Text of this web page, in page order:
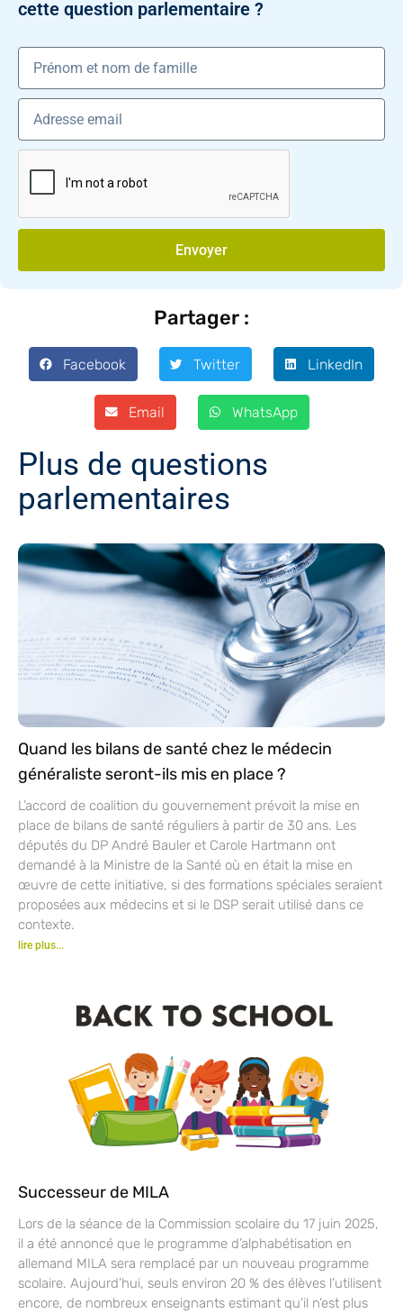
cette question parlementaire ?
Envoyer
Partager :
Facebook Twitter LinkedIn
Email WhatsApp
Plus de questions
parlementaires
Quand les bilans de santé chez le médecin
généraliste seront-ils mis en place ?
L’accord de coalition du gouvernement prévoit la mise en
place de bilans de santé réguliers à partir de 30 ans. Les
députés du DP André Bauler et Carole Hartmann ont
demandé à la Ministre de la Santé où en était la mise en
œuvre de cette initiative, si des formations spéciales seraient
proposées aux médecins et si le DSP serait utilisé dans ce
contexte.
lire plus...
Successeur de MILA
Lors de la séance de la Commission scolaire du 17 juin 2025,
il a été annoncé que le programme d’alphabétisation en
allemand MILA sera remplacé par un nouveau programme
scolaire. Aujourd’hui, seuls environ 20 % des élèves l’utilisent
encore, de nombreux enseignants estimant qu’il n’est plus